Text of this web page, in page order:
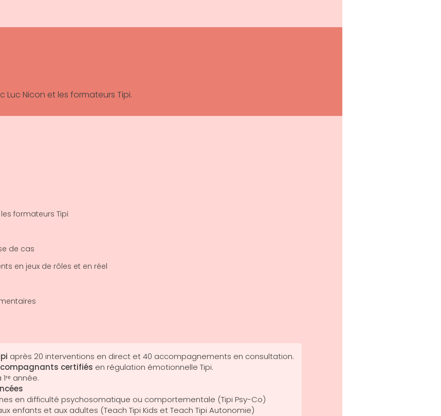
Nicon et les formateurs Tipi.
formateurs Tipi
de cas
en jeux de rôles et en réel
après 20 interventions en direct et 40 accompagnements en consultation.
certifiés en régulation émotionnelle Tipi.
1ʳᵉ année.
en difficulté psychosomatique ou comportementale (Tipi Psy-Co)
enfants et aux adultes (Teach Tipi Kids et Teach Tipi Autonomie)